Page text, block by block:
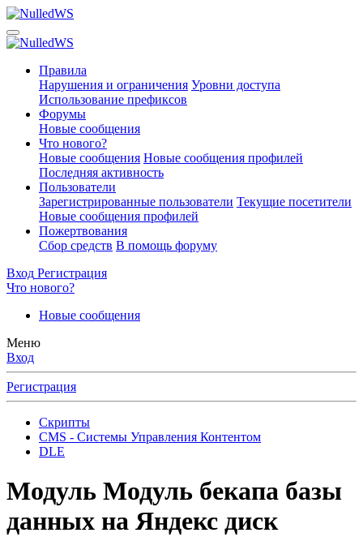
Правила
Нарушения и ограничения Уровни доступа
Использование префиксов
Форумы
Новые сообщения
Что нового?
Новые сообщения Новые сообщения профилей
Последняя активность
Пользователи
Зарегистрированные пользователи Текущие посетители
Новые сообщения профилей
Пожертвования
Сбор средств В помощь форуму
Вход Регистрация
Что нового?
Новые сообщения
Меню
Вход
Регистрация
Скрипты
CMS - Системы Управления Контентом
DLE
Модуль Модуль бекапа базы
данных на Яндекс диск